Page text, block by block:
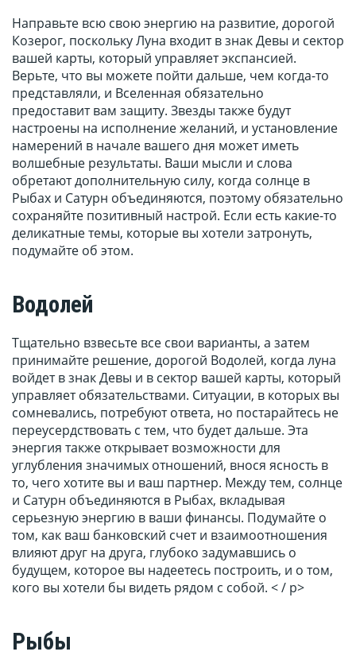
Направьте всю свою энергию на развитие, дорогой
Козерог, поскольку Луна входит в знак Девы и сектор
вашей карты, который управляет экспансией.
Верьте, что вы можете пойти дальше, чем когда-то
представляли, и Вселенная обязательно
предоставит вам защиту. Звезды также будут
настроены на исполнение желаний, и установление
намерений в начале вашего дня может иметь
волшебные результаты. Ваши мысли и слова
обретают дополнительную силу, когда солнце в
Рыбах и Сатурн объединяются, поэтому обязательно
сохраняйте позитивный настрой. Если есть какие-то
деликатные темы, которые вы хотели затронуть,
подумайте об этом.
Водолей
Тщательно взвесьте все свои варианты, а затем
принимайте решение, дорогой Водолей, когда луна
войдет в знак Девы и в сектор вашей карты, который
управляет обязательствами. Ситуации, в которых вы
сомневались, потребуют ответа, но постарайтесь не
переусердствовать с тем, что будет дальше. Эта
энергия также открывает возможности для
углубления значимых отношений, внося ясность в
то, чего хотите вы и ваш партнер. Между тем, солнце
и Сатурн объединяются в Рыбах, вкладывая
серьезную энергию в ваши финансы. Подумайте о
том, как ваш банковский счет и взаимоотношения
влияют друг на друга, глубоко задумавшись о
будущем, которое вы надеетесь построить, и о том,
кого вы хотели бы видеть рядом с собой. < / p>
Рыбы